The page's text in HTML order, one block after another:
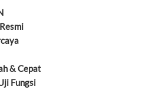
& Cepat
Fungsi